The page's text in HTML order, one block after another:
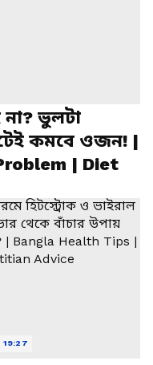
ভুলটা
কমবে ওজন! |
| Diet
19:27